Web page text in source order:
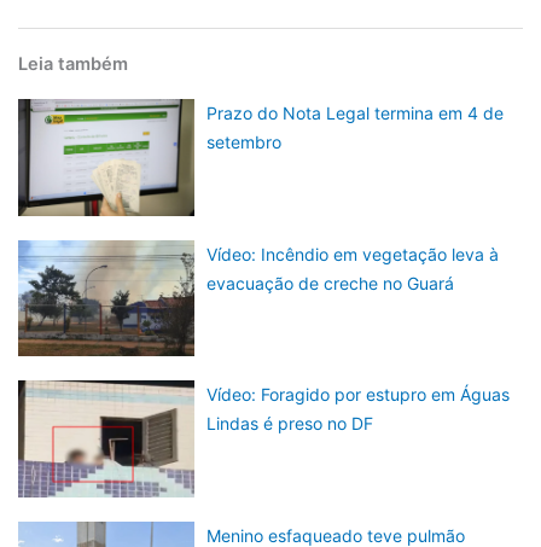
Leia também
Prazo do Nota Legal termina em 4 de
setembro
Vídeo: Incêndio em vegetação leva à
evacuação de creche no Guará
Vídeo: Foragido por estupro em Águas
Lindas é preso no DF
Menino esfaqueado teve pulmão